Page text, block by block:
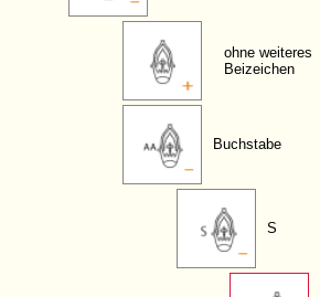
ohne weiteres
Beizeichen
Buchstabe
S